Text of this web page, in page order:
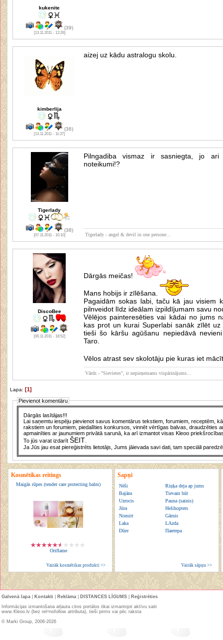
kukenite
(39)
[13.11.2011 - 12:26]
kimberlija
(36)
[13.11.2011 - 11:37]
aizej uz kādu astralogu skolu.
Tigerlady
(38)
[07.11.2011 - 10:10]
Pilngadiba vismaz ir sasniegta, jo
noteikumi!?
Tigerlady - angel & devil in one persone...
DiscoBee
[06.11.2011 - 18:52]
Dārgās meičas!
Mans hobijs ir zīlēšana.
Pagaidām sokas labi, taču kā jau visiem
pilnveidot līdz ideālam izpildījumam savu
Vēlējos painteresēties vai kādai no jums
kas prot un kurai Superlabi sanāk zīlēt uz
tieši šo kāršu agūšanu nepiedāvā
Taro.
Vēlos atrast sev skolotāju pie kuras iet
Vārds - "Sievietes", ir nepieņemams vispārinājums...
Lapa: [1]
Pievienot komentāru
Dārgās lasītājas!!!
Lai saņemtu iespēju pievienot savus komentārus tekstiem, forumiem, receptēm,
rakstiem un forumiem, piedalīties konkursos, vinnēt vērtīgas balvas, draudzēties
apmainīties ar jaunumiem privātā sarunā, ka arī izmantot visas Kleoo
To jūs varat izdarītŠEIT
Ja Jūs jau esat piereģistrēts lietotājs, Jums jāievada savi dati, tam speciāli
Kosmētikas reitings
Maigās rūpes (tender care protecting balm)
Oriflame
Vairāk kosmētikas produkti >>
Sapņi
Nēši
Riņķa deja ap jums
Bajāns
Tievam būt
Uzrocis
Pauna (sainis)
Jūra
Helihopters
Nomirt
Gārnis
Laka
LAzda
Dūre
Пантера
Vairāk sāpņu >>
Galvenā lapa Kontakti Reklāma DISTANCES LĪGUMS
Reģistrēties
Informācijas izmantošana atļauta citos portālos tikai izmantojot aktīvu saiti
www.Kleoo.lv (bez rel=nofollow attributa), tieši pirms vai pēc raksta
© Marki Group, 2006-2026